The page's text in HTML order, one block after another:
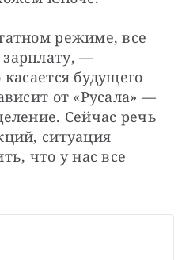
режиме, все
—
будущего
от «Русала» —
Сейчас речь
ситуация
что у нас все